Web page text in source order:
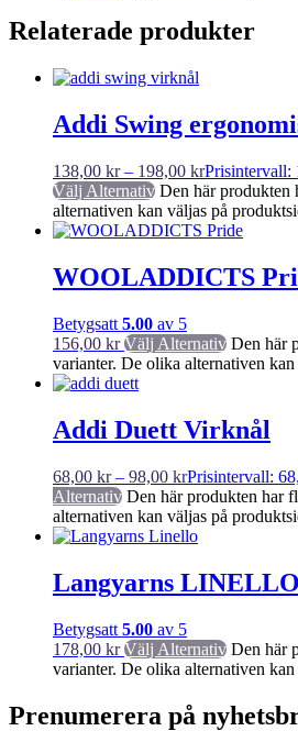
Relaterade produkter
Addi Swing
138,00 kr – 198,00 krPrisintervall:
Välj Alternativ Den här produkten
alternativen kan väljas på
WOOLADDICTS
Betygsatt 5.00 av 5
156,00 kr Välj Alternativ Den här
varianter. De olika alternativen
Addi Duett Virknål
68,00 kr – 98,00 krPrisintervall:
Alternativ Den här produkten har
alternativen kan väljas på
Langyarns LINELLO
Betygsatt 5.00 av 5
178,00 kr Välj Alternativ Den här
varianter. De olika alternativen
Prenumerera på